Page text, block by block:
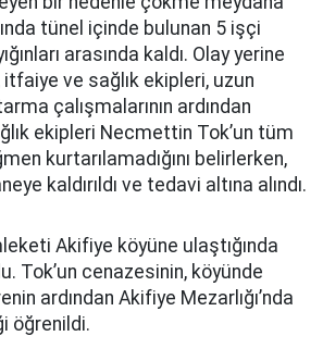
tünel içinde bulunan 5 işçi
arasında kaldı. Olay yerine
itfaiye ve sağlık ekipleri, uzun
çalışmalarının ardından
ekipleri Necmettin Tok’un tüm
kurtarılamadığını belirlerken,
kaldırıldı ve tedavi altına alındı.
Akifiye köyüne ulaştığında
Tok’un cenazesinin, köyünde
ardından Akifiye Mezarlığı’nda
öğrenildi.